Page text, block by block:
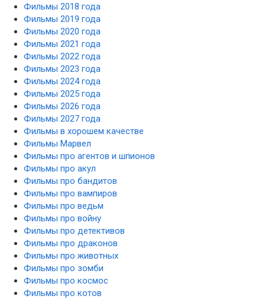
Фильмы 2018 года
Фильмы 2019 года
Фильмы 2020 года
Фильмы 2021 года
Фильмы 2022 года
Фильмы 2023 года
Фильмы 2024 года
Фильмы 2025 года
Фильмы 2026 года
Фильмы 2027 года
Фильмы в хорошем качестве
Фильмы Марвел
Фильмы про агентов и шпионов
Фильмы про акул
Фильмы про бандитов
Фильмы про вампиров
Фильмы про ведьм
Фильмы про войну
Фильмы про детективов
Фильмы про драконов
Фильмы про животных
Фильмы про зомби
Фильмы про космос
Фильмы про котов